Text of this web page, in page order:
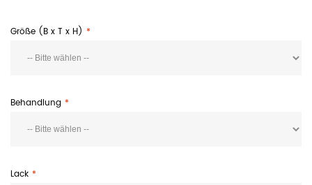
Größe (B x T x H)
Behandlung
Lack